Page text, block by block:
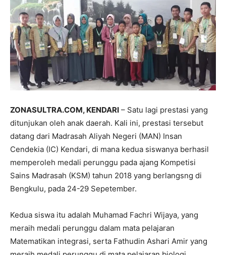
ZONASULTRA.COM, KENDARI – Satu lagi prestasi yang
ditunjukan oleh anak daerah. Kali ini, prestasi tersebut
datang dari Madrasah Aliyah Negeri (MAN) Insan
Cendekia (IC) Kendari, di mana kedua siswanya berhasil
memperoleh medali perunggu pada ajang Kompetisi
Sains Madrasah (KSM) tahun 2018 yang berlangsng di
Bengkulu, pada 24-29 Sepetember.
Kedua siswa itu adalah Muhamad Fachri Wijaya, yang
meraih medali perunggu dalam mata pelajaran
Matematikan integrasi, serta Fathudin Ashari Amir yang